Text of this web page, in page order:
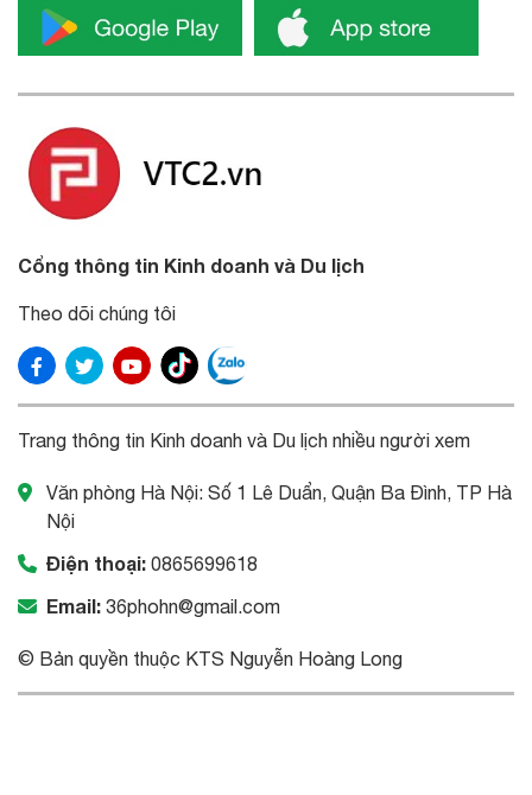
Cổng thông tin Kinh doanh và Du lịch
Theo dõi chúng tôi
Trang thông tin Kinh doanh và Du lịch nhiều người xem
Văn phòng Hà Nội: Số 1 Lê Duẩn, Quận Ba Đình, TP Hà
Nội
Điện thoại: 0865699618
Email: 36phohn@gmail.com
© Bản quyền thuộc KTS Nguyễn Hoàng Long